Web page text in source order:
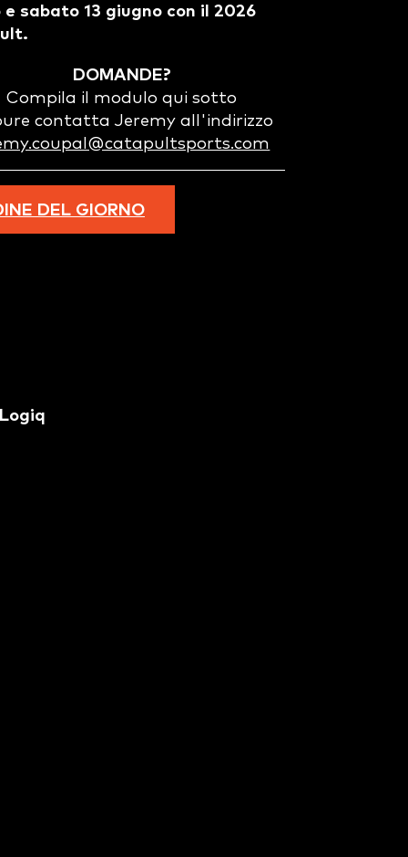
sabato 13 giugno con il 2026
DOMANDE?
Compila il modulo qui sotto
contatta Jeremy all'indirizzo
DEL GIORNO